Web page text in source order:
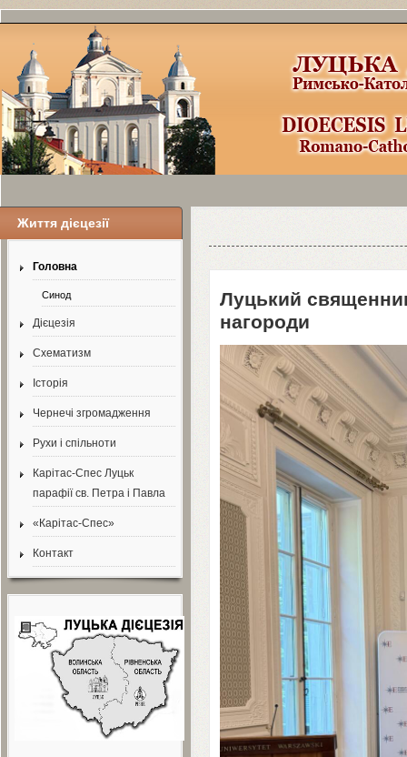
Життя дієцезії
Головна
Синод
Дієцезія
Схематизм
Історія
Чернечі згромадження
Рухи і спільноти
Карітас-Спес Луцьк
парафії св. Петра і Павла
«Карітас-Спес»
Контакт
Луцький
нагороди